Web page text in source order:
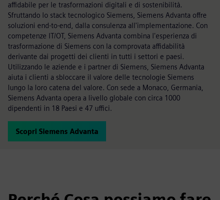
affidabile per le trasformazioni digitali e di sostenibilità.
Sfruttando lo stack tecnologico Siemens, Siemens Advanta offre
soluzioni end-to-end, dalla consulenza all'implementazione. Con
competenze IT/OT, Siemens Advanta combina l'esperienza di
trasformazione di Siemens con la comprovata affidabilità
derivante dai progetti dei clienti in tutti i settori e paesi.
Utilizzando le aziende e i partner di Siemens, Siemens Advanta
aiuta i clienti a sbloccare il valore delle tecnologie Siemens
lungo la loro catena del valore. Con sede a Monaco, Germania,
Siemens Advanta opera a livello globale con circa 1000
dipendenti in 18 Paesi e 47 uffici.
Scopri Siemens Advanta